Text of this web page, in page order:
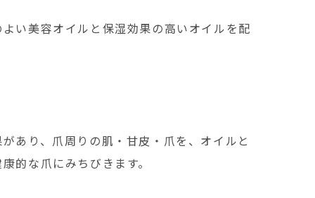
い美容オイルと保湿効果の高いオイルを配
あり、爪周りの肌・甘皮・爪を、オイルと
的な爪にみちびきます。